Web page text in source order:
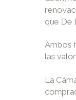
que De
Ambos
las
La